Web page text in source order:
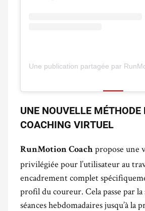
UNE NOUVELLE MÉTHODE
COACHING VIRTUEL
RunMotion Coach propose une
privilégiée pour l’utilisateur au
encadrement complet
profil du coureur. Cela passe par
séances hebdomadaires jusqu’à la